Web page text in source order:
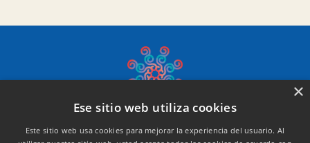
×
Ese sitio web utiliza cookies
Este sitio web usa cookies para mejorar la experiencia del usuario. Al